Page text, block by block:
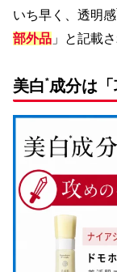
いち早く、透明感
部外品 」と記載
美白*成分は